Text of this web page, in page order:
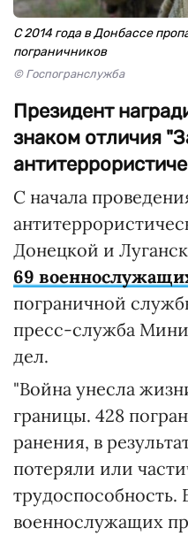
С 2014 года в Донбассе
пограничников
© Госпогранслужба
Президент
знаком отличия
С начала
Донецкой и
69
пограничной
пресс-служба
дел.
"Война унесла
границы. 428
ранения, в
потеряли или
трудоспособность.
военнослужащих